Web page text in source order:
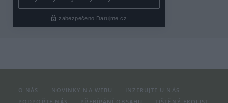
O NÁS NOVINKY NA WEBU
INZERUJTE U NÁS